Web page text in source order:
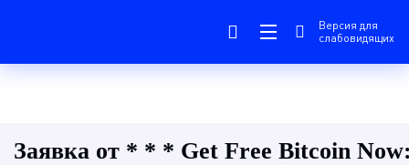
Версия для
слабовидящих
Заявка от * * * Get Free Bitcoin